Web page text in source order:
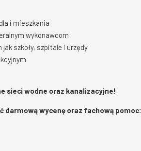
i mieszkania
wykonawcom
szkoły, szpitale i urzędy
sieci wodne oraz kanalizacyjne!
darmową wycenę oraz fachową pomoc: